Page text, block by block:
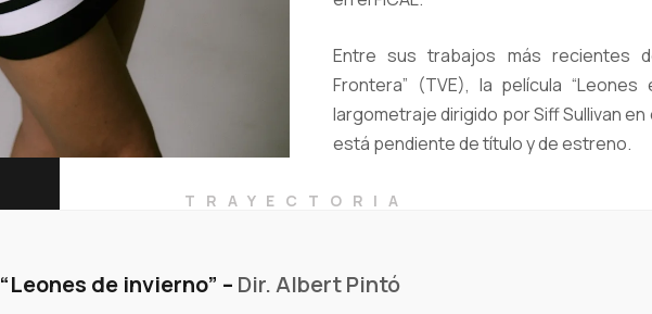
Entre sus trabajos más recientes
Frontera” (TVE), la película
largometraje dirigido por Siff Sullivan
está pendiente de título y de estreno.
TRAYECTORIA
“Leones de invierno” – Dir. Albert Pintó